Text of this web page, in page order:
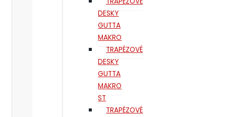
DESKY
GUTTA
MAKRO
TRAPÉZOVÉ
DESKY
GUTTA
MAKRO
ST
TRAPÉZOVÉ